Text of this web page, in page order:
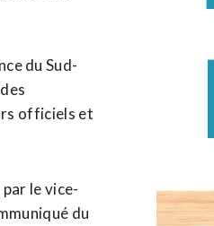
du Sud-
officiels et
le vice-
du